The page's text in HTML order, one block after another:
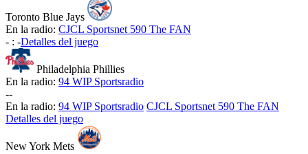
Toronto Blue Jays
En la radio: CJCL Sportsnet 590 The FAN
- : -Detalles del juego
Philadelphia Phillies
En la radio: 94 WIP Sportsradio
--
En la radio: 94 WIP Sportsradio CJCL Sportsnet 590 The FAN
Detalles del juego
New York Mets